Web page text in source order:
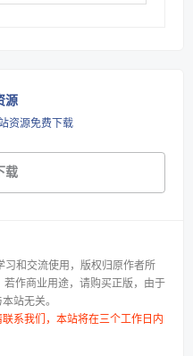
源
资源免费下载
载
习和交流使用，版权归原作者所
作商业用途，请购买正版，由于
站无关。
系我们，本站将在三个工作日内